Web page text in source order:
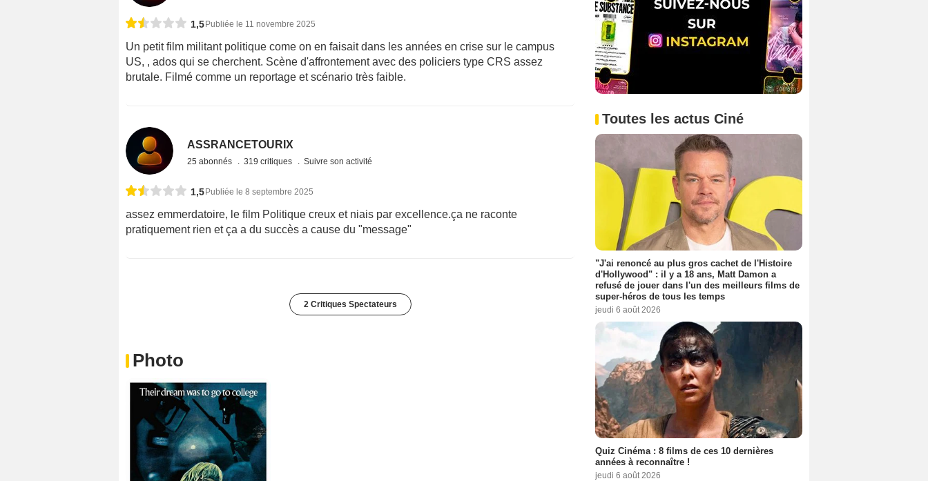
1,5Publiée le 11 novembre 2025
Un petit film militant politique come on en faisait dans les années en crise sur le campus
US, , ados qui se cherchent. Scène d'affrontement avec des policiers type CRS assez
brutale. Filmé comme un reportage et scénario très faible.
ASSRANCETOURIX
25 abonnés 319 critiques Suivre son activité
1,5 Publiée le 8 septembre 2025
assez emmerdatoire, le film Politique creux et niais par excellence.ça ne raconte
pratiquement rien et ça a du succès a cause du "message"
2 Critiques Spectateurs
Photo
Toutes les actus Ciné
"J'ai renoncé au plus gros cachet de l'Histoire
d'Hollywood" : il y a 18 ans, Matt Damon a
refusé de jouer dans l'un des meilleurs films de
super-héros de tous les temps
jeudi 6 août 2026
Quiz Cinéma : 8 films de ces 10 dernières
années à reconnaître !
jeudi 6 août 2026